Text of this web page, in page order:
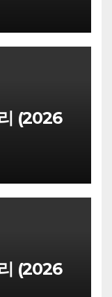
(2026
(2026